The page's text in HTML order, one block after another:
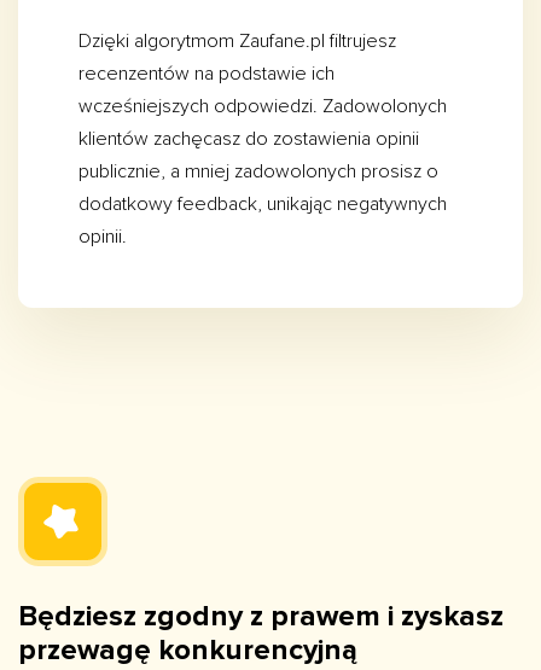
Dzięki algorytmom Zaufane.pl filtrujesz
recenzentów na podstawie ich
wcześniejszych odpowiedzi. Zadowolonych
klientów zachęcasz do zostawienia opinii
publicznie, a mniej zadowolonych prosisz o
dodatkowy feedback, unikając negatywnych
opinii.
Będziesz zgodny z prawem i zyskasz
przewagę konkurencyjną